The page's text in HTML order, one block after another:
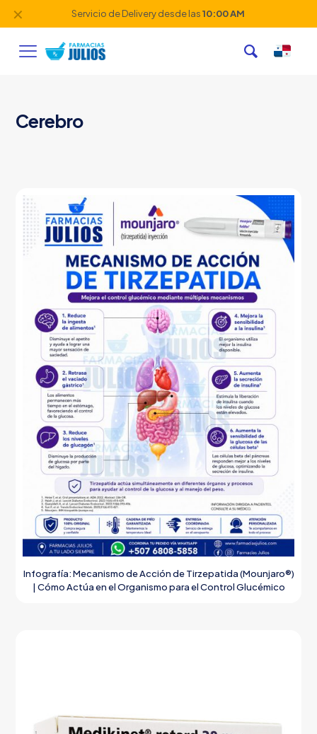
Servicio de Delivery desde las10:00 AM
✕
Cerebro
Infografía: Mecanismo de Acción de Tirzepatida (Mounjaro®)
| Cómo Actúa en el Organismo para el Control Glucémico